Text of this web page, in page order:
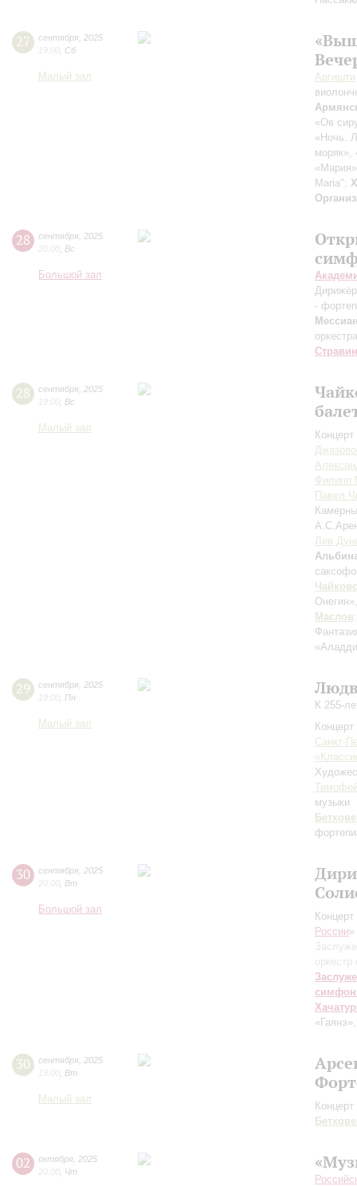
27 сентября 2025
19:00 Сб
Малый зал Аргишти
«Ов
«Ночь.
Maria";
28 сентября 2025
20:00 Вс
Большой зал
-
28 сентября 2025
19:00 Вс
Малый зал
Филипп
Павел
Лев
Маслов
29 сентября 2025
19:00 Пн
Малый зал
К 255-
Санкт-
музыки
30 сентября 2025
20:00 Вт
Большой зал
России»
30 сентября 2025
19:00 Вт
Малый зал
02 октября 2025
20:00 Чт